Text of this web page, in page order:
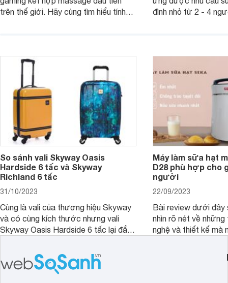
trên thế giới. Hãy cùng tìm hiểu tính
đình nhỏ từ 2 - 4
So sánh vali Skyway Oasis
Hardside 6 tấc và Skyway
Richland 6 tấc
31/10/2023
Cùng là vali của thương hiệu Skyway
và có cùng kích thước nhưng vali
Skyway Oasis Hardside 6 tấc lại đắt
triệu đồng.
Máy làm sữa hạt
D28 phù hợp cho
người
22/09/2023
Bài review dưới đây
nhìn rõ nét về những
nghệ và thiết kế mà
thể đưa ra quyết